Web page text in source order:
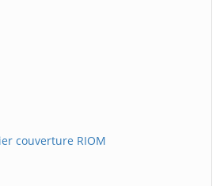
couverture RIOM